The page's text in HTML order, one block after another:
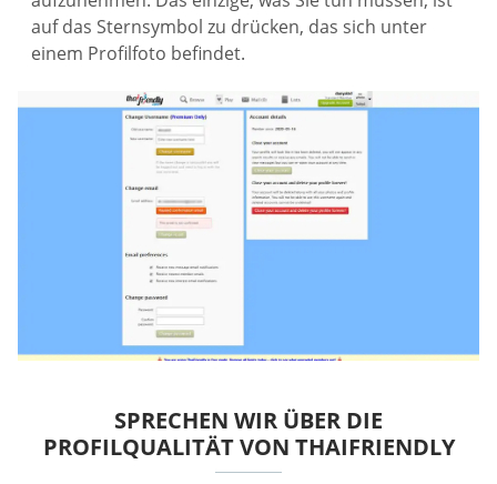
auf das Sternsymbol zu drücken, das sich unter
einem Profilfoto befindet.
SPRECHEN WIR ÜBER DIE
PROFILQUALITÄT VON THAIFRIENDLY